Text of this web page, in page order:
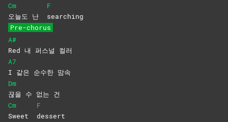
Cm
오늘도 난
F
searching
Pre-chorus
A#
Red 내 퍼스널 컬러
A7
I 같은 순수한 맘속
Dm
끊을 수 없는 건
Cm
Sweet
F
dessert